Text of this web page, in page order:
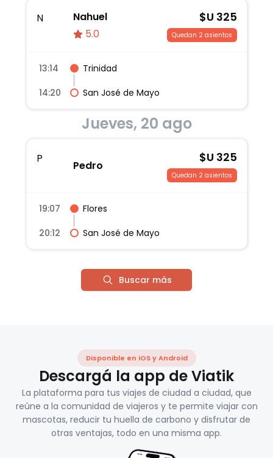
N
Nahuel
5.0
$U 325
Quedan 2 asientos
13:14
Trinidad
14:20
San José de Mayo
Jueves, 20 ago
P
Pedro
$U 325
Quedan 2 asientos
19:07
Flores
20:12
San José de Mayo
Buscar más
Disponible en iOS y Android
Descargá la app de Viatik
La plataforma para tus viajes de ciudad a ciudad, que
reúne a la comunidad de viajeros y te permite viajar con
mascotas, reducir tu huella de carbono y disfrutar de
otras ventajas, todo en una misma app.